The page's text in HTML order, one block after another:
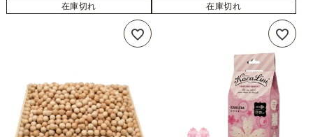
在庫切れ 在庫切れ